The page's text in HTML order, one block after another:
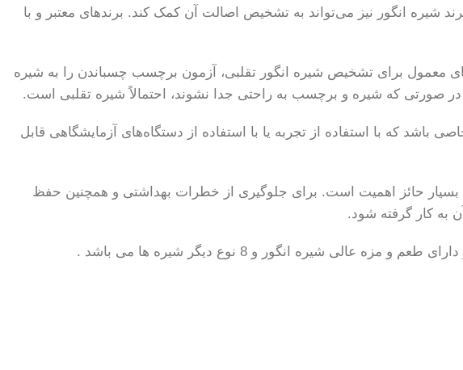
شیره انگور نیز می‌تواند به تشخیص اصالت آن کمک کند. برندهای معتبر و با
معمول برای تشخیص شیره انگور تقلبی، آزمون برچسب چسباندن را به شیره
صورتی که شیره و برچسب به راحتی جدا نشوند، احتمالاً شیره تقلبی است.
که با استفاده از تجربه یا با استفاده از دستگاه‌های آزمایشگاهی قابل
حائز اهمیت است. برای جلوگیری از خطرات بهداشتی و همچنین حفظ
به کار گرفته شود.
انگور و 8 نوع دیگر شیره ها می باشد .